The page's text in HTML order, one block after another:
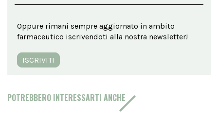
Oppure rimani sempre aggiornato in ambito
farmaceutico iscrivendoti alla nostra newsletter!
ISCRIVITI
POTREBBERO INTERESSARTI ANCHE